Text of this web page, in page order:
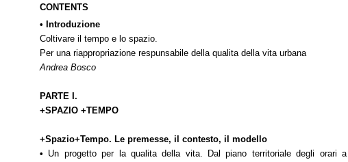
CONTENTS
• Introduzione
Coltivare il tempo e lo spazio.
Per una riappropriazione respunsabile della qualita della vita urbana
Andrea Bosco
PARTE I.
+SPAZIO +TEMPO
+Spazio+Tempo. Le premesse, il contesto, il modello
• Un progetto per la qualita della vita. Dal piano territoriale degli orari a